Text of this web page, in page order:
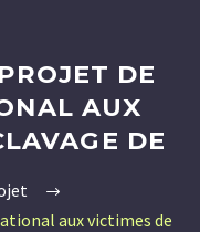
DE
AUX
DE
aux victimes de